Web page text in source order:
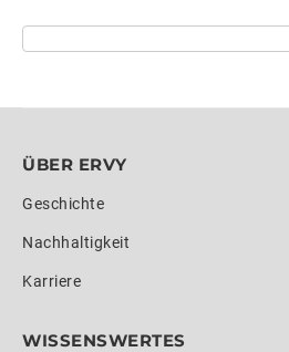
ÜBER ERVY
Geschichte
Nachhaltigkeit
Karriere
WISSENSWERTES